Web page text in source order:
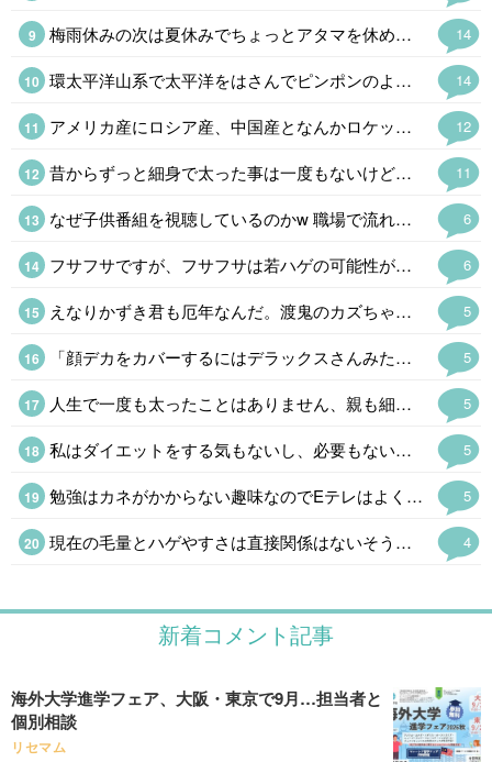
14
梅雨休みの次は夏休みでちょっとアタマを休めるかと思ったら「禿、禿」と連呼されたので「呼んだ?呼んだよね」とオフロスキーになった。←そんなん見とるんですか💀
14
環太平洋山系で太平洋をはさんでピンポンのように地震や火山の噴火があるのはいつものことだけど、最近は周期が短すぎる。おそらく東海·東南海·南海三連動と富士山噴火というのが2030年代に予想されるけど、少し早まるかも。 私は予知夢と直感。地震雲ウォッチャーなのでかなり怪しいと思われているけど。
12
アメリカ産にロシア産、中国産となんかロケット花火を打ち込んできた北朝鮮産もあるな。学校ならクラス分けなんだけどなぜか同じクラスで同じ班になってる。
11
昔からずっと細身で太った事は一度もないけど、バナナ型だから年取ったらブクブク太って落ちなくなる体質 今はいいけど晩年は巨漢かも 笑
6
なぜ子供番組を視聴しているのかw 職場で流れているんでしょうかねw 子供番組は当たり障り無いので、流しっぱなしに出来ますからね、 、という事に。 趣味で視聴してるなら怖いのでw
6
フサフサですが、フサフサは若ハゲの可能性が高いそうで冷や冷やしてますw もしそうなったら、お金で解決しますw
5
えなりかずき君も厄年なんだ。渡鬼のカズちゃんもこれで泉ピン子さんの後釜ができたとファンを期待させた天才だったけどほとんど見ないし。なかなか子役から大人の役者でやってくのも大変なもんだ。
5
「顔デカをカバーするにはデラックスさんみたいに巨体になればいいのだ。」「それは逆効果になる可能性が高いです」AI君はシャレが通じねえなw
5
人生で一度も太ったことはありません、親も細身なので遺伝でしょうね。 男性の細身は生物として利点とは言えないので、羨ましいと言うのは女性だけです。
5
私はダイエットをする気もないし、必要もないけど砂糖断ちの結果、1ヶ月に1kgのペースで減っている。とりあえず甘い飲み物をやめるだけでかなり変わってくる。 五穀断ちはやめて全粒粉クラッカーとオーツ麦を主食にしているけど慣れるまでが大変かも。
5
勉強はカネがかからない趣味なのでEテレはよく見る。高校講座は20分くらいだし高齢者にもちょうどいい。サイエンスゼロは毎週録画。オフロスキーはくだらなさにハマっているけど。浮世離れというのも楽でいいのだ。
4
現在の毛量とハゲやすさは直接関係はないそうだ。 まあ、昔から丁髷が結えなくなったら出家して坊主というのが王道である。骸骨に毛が生えてたら怖い。
新着コメント記事
海外大学進学フェア、大阪・東京で9月…担当者と
個別相談
リセマム